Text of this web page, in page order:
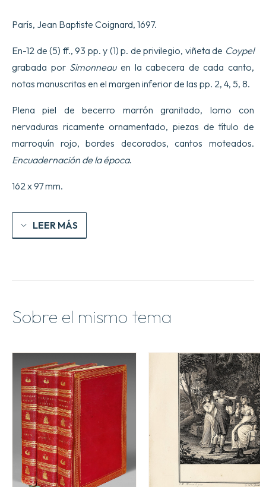
chute
sa
réparation…
Par
Perrault
l’Académie
Françoise.
cantidad
París, Jean Baptiste Coignard, 1697.
En-12 de (5) ff., 93 pp. y (1) p. de privilegio, viñeta de Coypel
grabada por Simonneauen la cabecera de cada canto,
notas manuscritas en el margen inferior de las pp. 2, 4, 5, 8.
Plena piel de becerro marrón granitado, lomo con
nervaduras ricamente ornamentado, piezas de título de
marroquín rojo, bordes decorados, cantos moteados.
Encuadernación de la época.
162 x 97 mm.
LEER MÁS
Sobre el mismo tema